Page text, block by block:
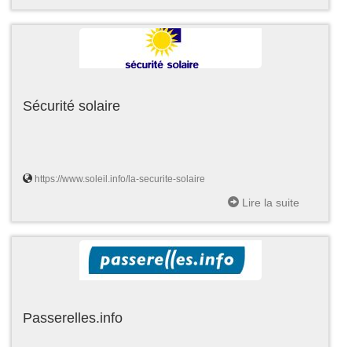
Sécurité solaire
https://www.soleil.info/la-securite-solaire
Lire la suite
Passerelles.info